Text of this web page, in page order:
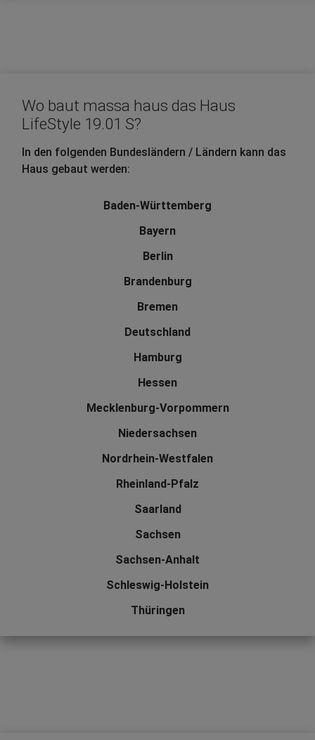
Wo baut massa haus das Haus
LifeStyle 19.01 S?
In den folgenden Bundesländern / Ländern kann das
Haus gebaut werden:
Baden-Württemberg
Bayern
Berlin
Brandenburg
Bremen
Deutschland
Hamburg
Hessen
Mecklenburg-Vorpommern
Niedersachsen
Nordrhein-Westfalen
Rheinland-Pfalz
Saarland
Sachsen
Sachsen-Anhalt
Schleswig-Holstein
Thüringen